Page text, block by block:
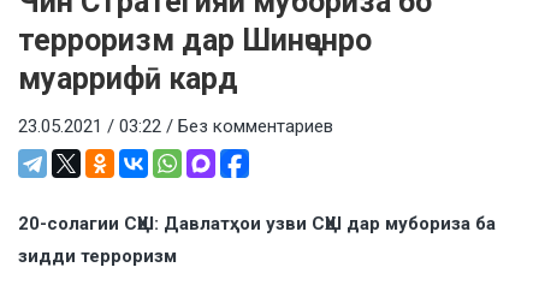
терроризм дар Шинҷонро
муаррифӣ кард
23.05.2021 / 03:22 / Без комментариев
20-солагии СҲШ: Давлатҳои узви СҲШ дар мубориза ба
зидди терроризм